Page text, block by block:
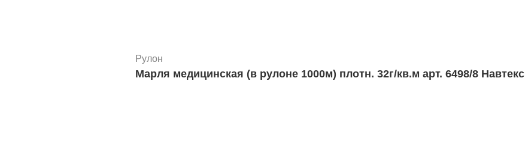
Рулон
Марля медицинская (в рулоне 1000м) плотн. 32г/кв.м арт. 6498/8 Навтекс